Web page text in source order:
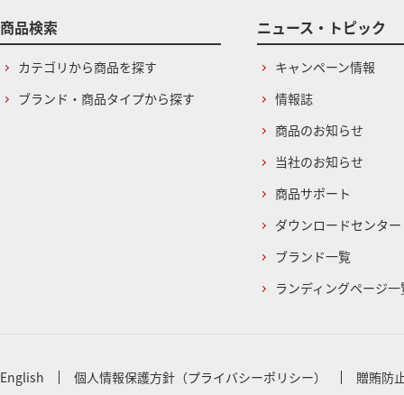
商品検索
カテゴリから商品を探す
ブランド・商品タイプから探す
ニュース・トピック
キャンペーン情報
情報誌
商品のお知らせ
当社のお知らせ
商品サポート
ダウンロードセンター
ブランド一覧
ランディングページ一
English 個人情報保護方針（プライバシーポリシー） 贈賄防